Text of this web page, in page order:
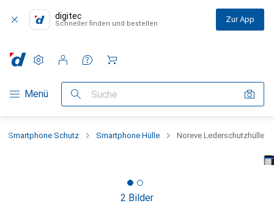
digitec
Schneller finden und bestellen Zur App
Navigation nach Kategorien
Menü Suche
Einstellungen
Kundenkonto
Vergleichslisten
Merklisten
Warenkorb
Smartphone Schutz Smartphone Hülle Noreve Lederschutzhülle
2 Bilder